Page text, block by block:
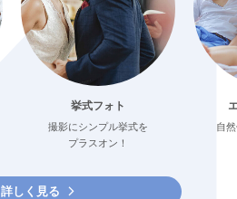
挙式フォト
撮影にシンプル挙式を
プラスオン！
自
詳しく見る